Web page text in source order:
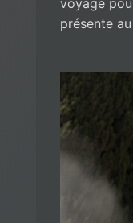
présente